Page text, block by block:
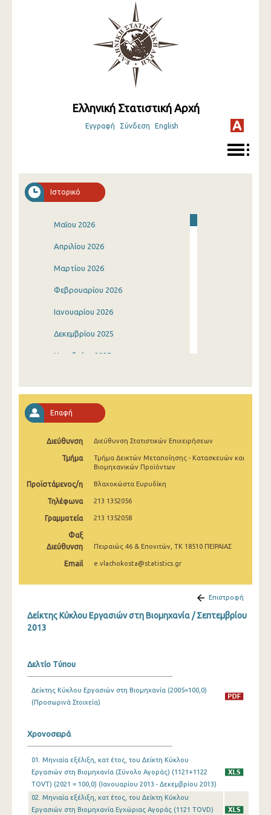
Ελληνική Στατιστική Αρχή
Εγγραφή Σύνδεση English
Ιστορικό
Μαΐου 2026
Απριλίου 2026
Μαρτίου 2026
Φεβρουαρίου 2026
Ιανουαρίου 2026
Δεκεμβρίου 2025
Νοεμβρίου 2025
Αυγούστου 2025
Ιουλίου 2025
Ιουνίου 2025
Μαΐου 2025
Μαρτίου 2025
Φεβρουαρίου 2025
Νοεμβρίου 2024
Σεπτεμβρίου 2024
Ιουλίου 2024
Μαΐου 2024
Απριλίου 2024
Μαρτίου 2024
Επαφή
Διεύθυνση Διεύθυνση Στατιστικών Επιχειρήσεων
Τμήμα
Τμήμα Δεικτών Μεταποίησης - Κατασκευών και
Βιομηχανικών Προϊόντων
Προϊστάμενος/η Βλαχοκώστα Ευρυδίκη
Τηλέφωνα 213 1352056
Γραμματεία 213 1352058
Φαξ
Διεύθυνση
Πειραιώς 46 & Επονιτών, ΤΚ 18510 ΠΕΙΡΑΙΑΣ
Email e.vlachokosta@statistics.gr
Επιστροφή
Δείκτης Κύκλου Εργασιών στη Βιομηχανία / Σεπτεμβρίου
2013
Δελτίο Τύπου
Δείκτης Κύκλου Εργασιών στη Βιομηχανία (2005=100,0)
(Προσωρινά Στοιχεία)
Χρονοσειρά
01. Μηνιαία εξέλιξη, κατ έτος, του Δείκτη Κύκλου
Εργασιών στη Βιομηχανία (Σύνολο Αγοράς) (1121+1122
TOVT) (2021 = 100,0) (Ιανουαρίου 2013 - Δεκεμβρίου 2013)
02. Μηνιαία εξέλιξη, κατ έτος, του Δείκτη Κύκλου
Εργασιών στη Βιομηχανία Εγχώριας Αγοράς (1121 TOVD)